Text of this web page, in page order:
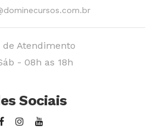
de Atendimento
- 08h as 18h
Sociais